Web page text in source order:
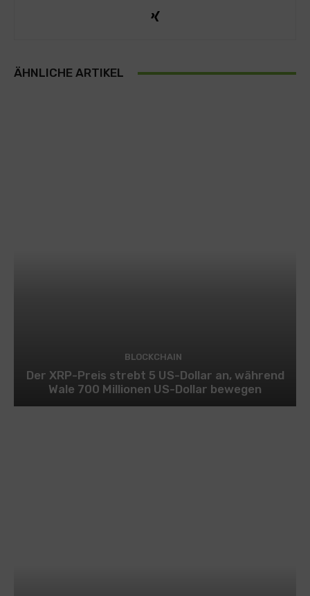
ÄHNLICHE ARTIKEL
BLOCKCHAIN
Der XRP-Preis strebt 5 US-Dollar an, während
Wale 700 Millionen US-Dollar bewegen